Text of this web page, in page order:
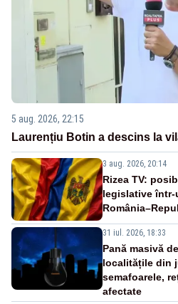
5 aug. 2026, 22:15
Laurențiu Botin a descins la
3 aug. 2026, 20:14
Rizea TV:
legislative într-
31 iul. 2026, 18:33
Pană masivă
localitățile din
semafoarele,
afectate